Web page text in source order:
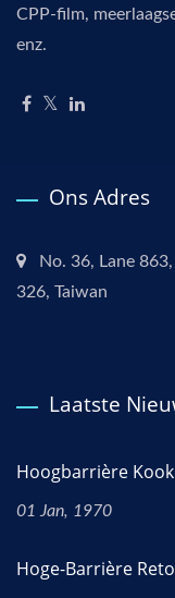
CPP-film,
enz.
Ons Adres
No. 36, Lane
326, Taiwan
Laatste
Hoogbarrière
01 Jan, 1970
Hoge-Barrière